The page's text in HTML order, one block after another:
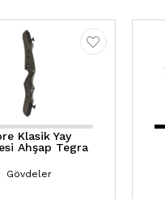
Klasik Yay
Ahşap Tegra
Gövdeler